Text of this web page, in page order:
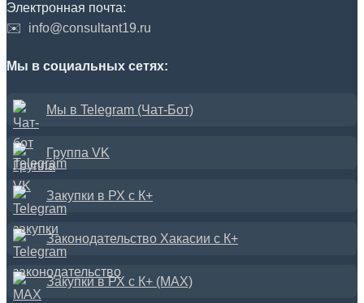
Электронная почта:
✉️
info@consultant19.ru
Мы в социальных сетях:
Мы в Telegram (Чат-Бот)
Группа VK
Закупки в РХ с К+
Законодательство Хакасии с К+
Закупки в РХ с К+ (MAX)